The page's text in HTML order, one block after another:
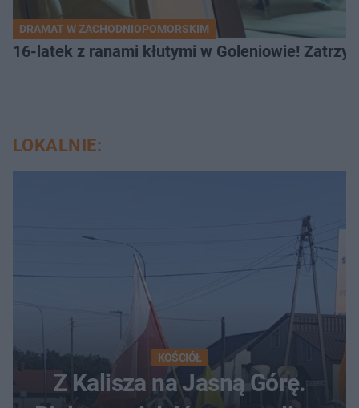
DRAMAT W ZACHODNIOPOMORSKIM
16-latek z ranami kłutymi w Goleniowie!
LOKALNIE:
KOŚCIÓŁ
Z Kalisza na Jasną Górę.